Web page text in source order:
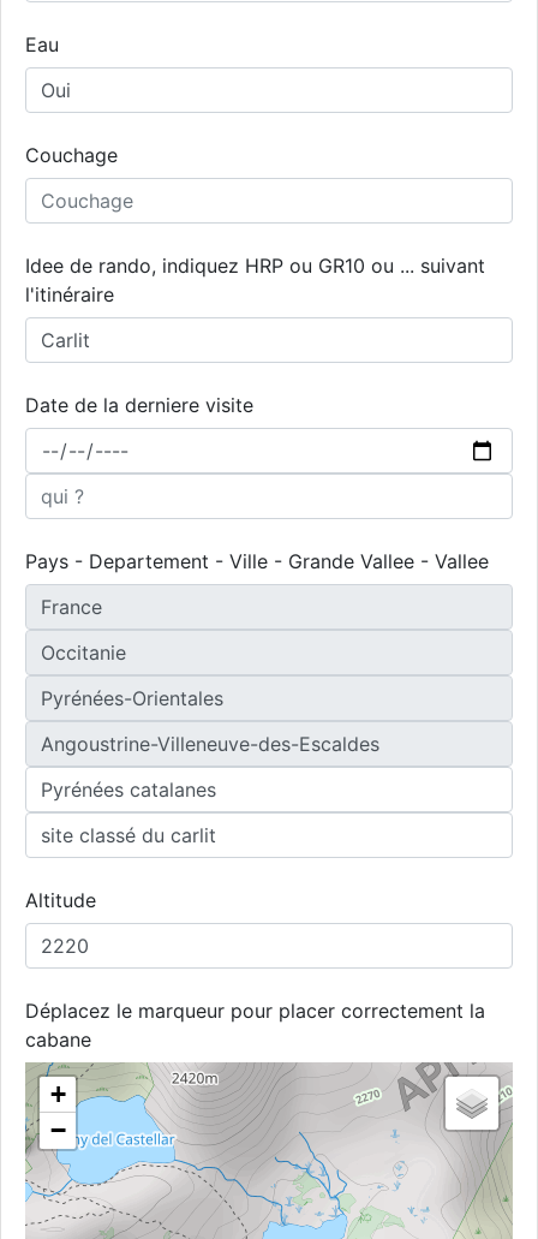
Eau
Couchage
Idee de rando, indiquez HRP ou GR10 ou ... suivant
l'itinéraire
Date de la derniere visite
Pays - Departement - Ville - Grande Vallee - Vallee
Altitude
Déplacez le marqueur pour placer correctement la
cabane
+
−